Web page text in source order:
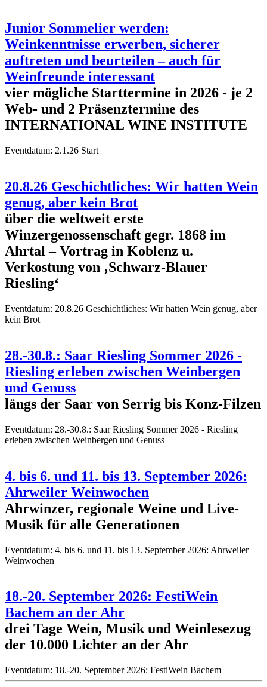
Junior Sommelier werden:
Weinkenntnisse erwerben, sicherer
auftreten und beurteilen – auch für
Weinfreunde interessant
vier mögliche Starttermine in 2026 - je 2
Web- und 2 Präsenztermine des
INTERNATIONAL WINE INSTITUTE
Eventdatum: 2.1.26 Start
20.8.26 Geschichtliches: Wir hatten Wein
genug, aber kein Brot
über die weltweit erste
Winzergenossenschaft gegr. 1868 im
Ahrtal – Vortrag in Koblenz u.
Verkostung von ‚Schwarz-Blauer
Riesling‘
Eventdatum: 20.8.26 Geschichtliches: Wir hatten Wein genug, aber
kein Brot
28.-30.8.: Saar Riesling Sommer 2026 -
Riesling erleben zwischen Weinbergen
und Genuss
längs der Saar von Serrig bis Konz-Filzen
Eventdatum: 28.-30.8.: Saar Riesling Sommer 2026 - Riesling
erleben zwischen Weinbergen und Genuss
4. bis 6. und 11. bis 13. September 2026:
Ahrweiler Weinwochen
Ahrwinzer, regionale Weine und Live-
Musik für alle Generationen
Eventdatum: 4. bis 6. und 11. bis 13. September 2026: Ahrweiler
Weinwochen
18.-20. September 2026: FestiWein
Bachem an der Ahr
drei Tage Wein, Musik und Weinlesezug
der 10.000 Lichter an der Ahr
Eventdatum: 18.-20. September 2026: FestiWein Bachem